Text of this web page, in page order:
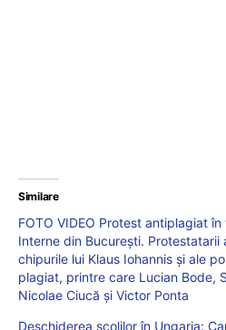
Similare
FOTO VIDEO Protest antiplagiat
Interne din București. Protestatarii
chipurile lui Klaus Iohannis și ale
plagiat, printre care Lucian Bode,
Nicolae Ciucă și Victor Ponta
Deschiderea școlilor în Ungaria: